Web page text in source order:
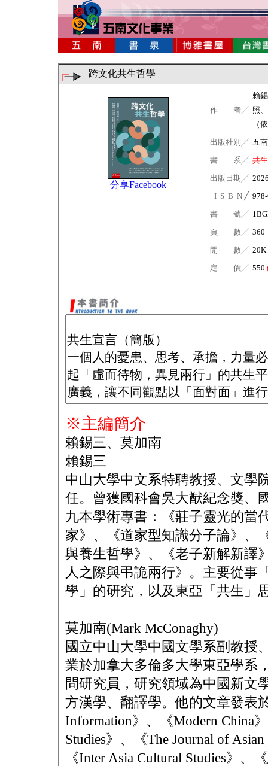
跨文化共生哲學
分享Facebook
作 者╱
賴
照
（
出版社別╱ 五南
書 系╱ 共
出版日期╱
I S B N ╱
書 號╱
頁 數╱ 360
開 數╱ 20K
定 價╱ 550
※主編簡介
賴錫三、莫加南
賴錫三
中山大學中文系特聘教授、文學
任。曾獲國科會吳大猷紀念獎、
九本學術專書：《莊子靈光的當
家》、《道家型知識分子論》、
與養生哲學》、《老子新解新譯
人之際與弔詭兩行》。主要從事
學」的研究，以及東亞「共生」
莫加南(Mark McConaghy)
國立中山大學中國文學系副教授
業於加拿大多倫多大學東亞學系
問研究員，研究領域為中國新文
方漢學、翻譯學。他的文章發表
Information》、《Modern China
Studies》、《The Journal of
《Inter Asia Cultural Studies》